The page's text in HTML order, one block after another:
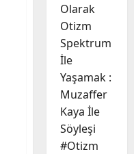
Olarak
Otizm
Spektrum
İle
Yaşamak :
Muzaffer
Kaya İle
Söyleşi
#Otizm